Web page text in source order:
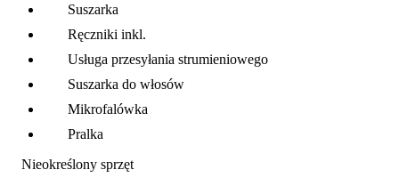
Suszarka
Ręczniki inkl.
Usługa przesyłania strumieniowego
Suszarka do włosów
Mikrofalówka
Pralka
Nieokreślony sprzęt